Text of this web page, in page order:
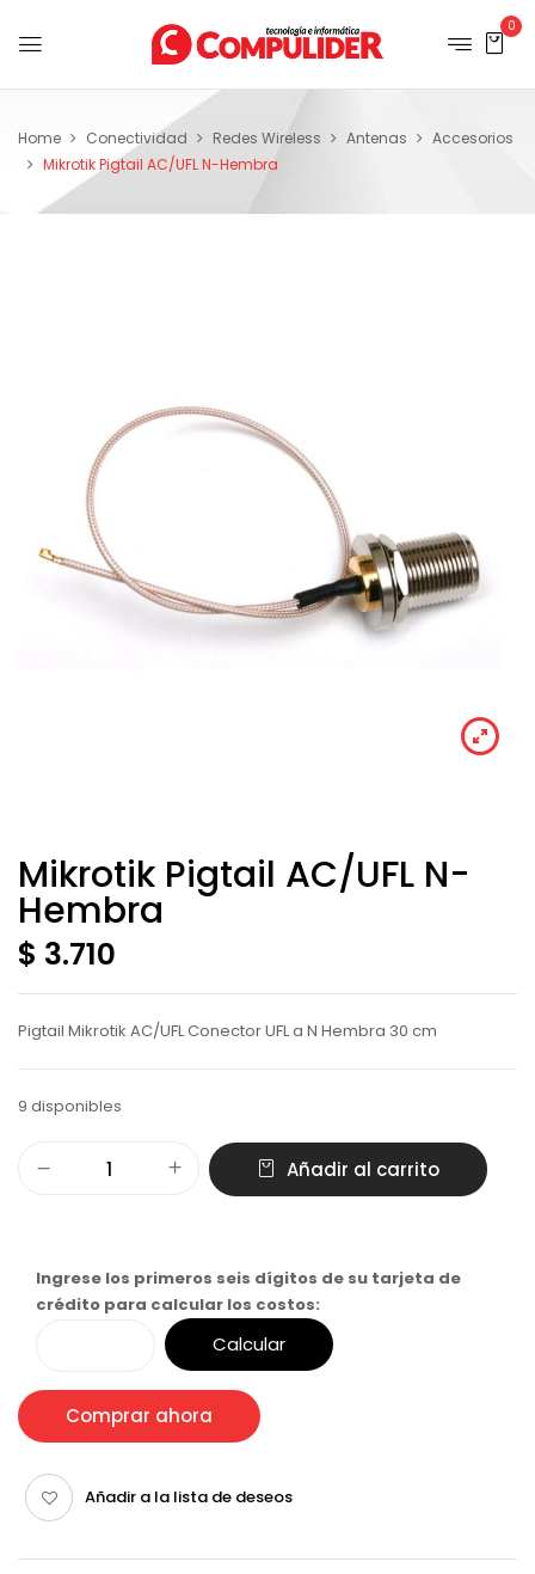
0
Home Conectividad Redes Wireless Antenas
Accesorios
Mikrotik Pigtail AC/UFL N-Hembra
Mikrotik Pigtail AC/UFL N-
Hembra
$ 3.710
Pigtail Mikrotik AC/UFL Conector UFL a N Hembra 30 cm
9 disponibles
Añadir al carrito
Ingrese los primeros seis dígitos de su tarjeta de
crédito para calcular los costos:
Calcular
Comprar ahora
Añadir a la lista de deseos